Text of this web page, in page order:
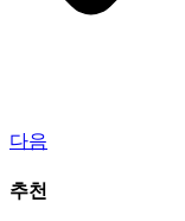
다음
추천